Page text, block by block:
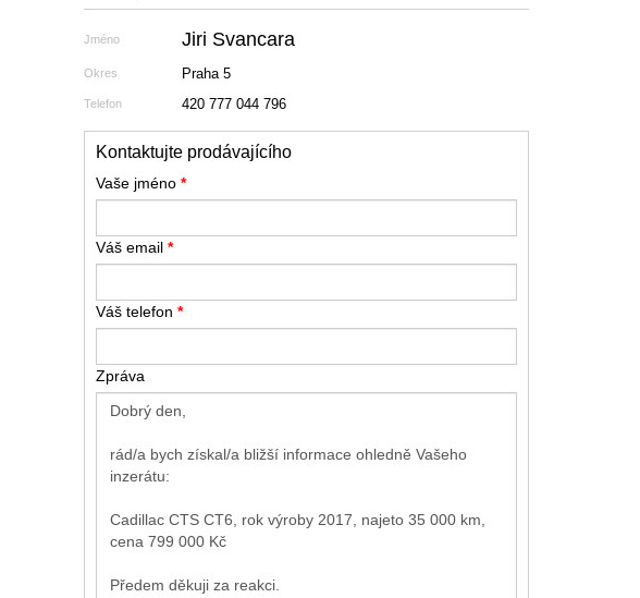
Jméno Jiri Svancara
Okres Praha 5
Telefon 420 777 044 796
Kontaktujte prodávajícího
Vaše jméno*
Váš email*
Váš telefon*
Zpráva